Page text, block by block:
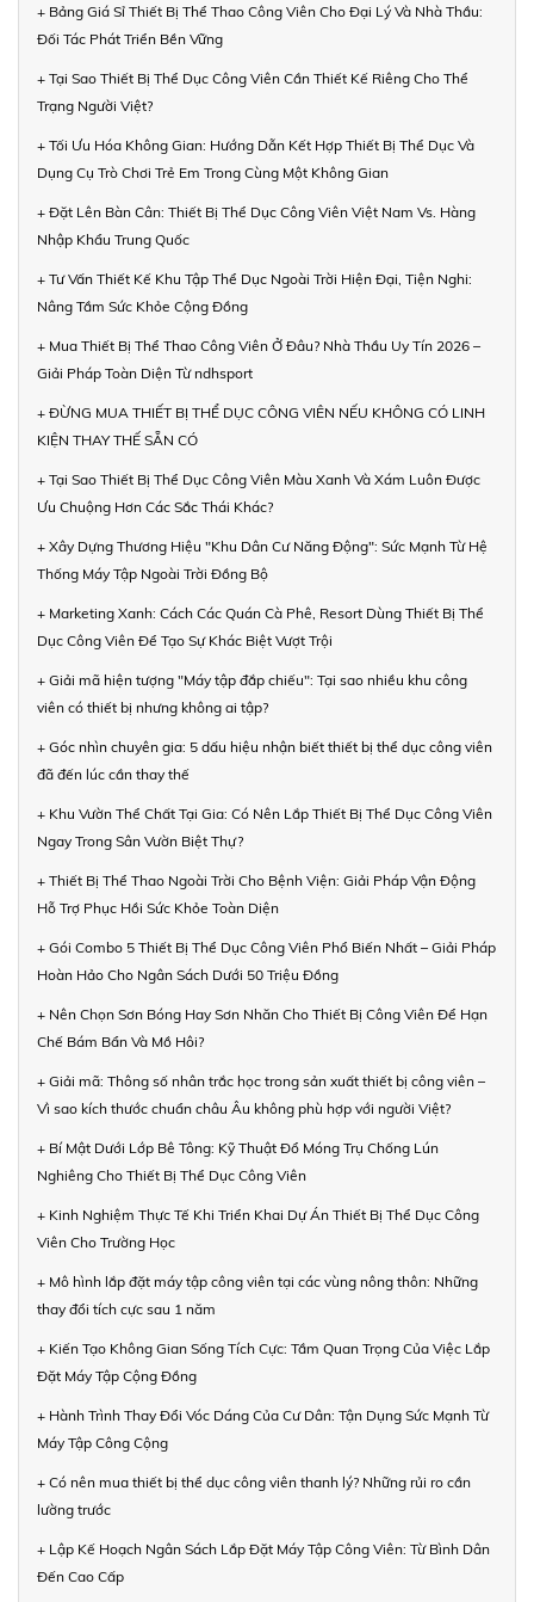
+ Bảng Giá Sỉ Thiết Bị Thể Thao Công Viên Cho Đại Lý Và Nhà Thầu:
Đối Tác Phát Triển Bền Vững
+ Tại Sao Thiết Bị Thể Dục Công Viên Cần Thiết Kế Riêng Cho Thể
Trạng Người Việt?
+ Tối Ưu Hóa Không Gian: Hướng Dẫn Kết Hợp Thiết Bị Thể Dục Và
Dụng Cụ Trò Chơi Trẻ Em Trong Cùng Một Không Gian
+ Đặt Lên Bàn Cân: Thiết Bị Thể Dục Công Viên Việt Nam Vs. Hàng
Nhập Khẩu Trung Quốc
+ Tư Vấn Thiết Kế Khu Tập Thể Dục Ngoài Trời Hiện Đại, Tiện Nghi:
Nâng Tầm Sức Khỏe Cộng Đồng
+ Mua Thiết Bị Thể Thao Công Viên Ở Đâu? Nhà Thầu Uy Tín 2026 –
Giải Pháp Toàn Diện Từ ndhsport
+ ĐỪNG MUA THIẾT BỊ THỂ DỤC CÔNG VIÊN NẾU KHÔNG CÓ LINH
KIỆN THAY THẾ SẴN CÓ
+ Tại Sao Thiết Bị Thể Dục Công Viên Màu Xanh Và Xám Luôn Được
Ưu Chuộng Hơn Các Sắc Thái Khác?
+ Xây Dựng Thương Hiệu "Khu Dân Cư Năng Động": Sức Mạnh Từ Hệ
Thống Máy Tập Ngoài Trời Đồng Bộ
+ Marketing Xanh: Cách Các Quán Cà Phê, Resort Dùng Thiết Bị Thể
Dục Công Viên Để Tạo Sự Khác Biệt Vượt Trội
+ Giải mã hiện tượng "Máy tập đắp chiếu": Tại sao nhiều khu công
viên có thiết bị nhưng không ai tập?
+ Góc nhìn chuyên gia: 5 dấu hiệu nhận biết thiết bị thể dục công viên
đã đến lúc cần thay thế
+ Khu Vườn Thể Chất Tại Gia: Có Nên Lắp Thiết Bị Thể Dục Công Viên
Ngay Trong Sân Vườn Biệt Thự?
+ Thiết Bị Thể Thao Ngoài Trời Cho Bệnh Viện: Giải Pháp Vận Động
Hỗ Trợ Phục Hồi Sức Khỏe Toàn Diện
+ Gói Combo 5 Thiết Bị Thể Dục Công Viên Phổ Biến Nhất – Giải Pháp
Hoàn Hảo Cho Ngân Sách Dưới 50 Triệu Đồng
+ Nên Chọn Sơn Bóng Hay Sơn Nhăn Cho Thiết Bị Công Viên Để Hạn
Chế Bám Bẩn Và Mồ Hôi?
+ Giải mã: Thông số nhân trắc học trong sản xuất thiết bị công viên –
Vì sao kích thước chuẩn châu Âu không phù hợp với người Việt?
+ Bí Mật Dưới Lớp Bê Tông: Kỹ Thuật Đổ Móng Trụ Chống Lún
Nghiêng Cho Thiết Bị Thể Dục Công Viên
+ Kinh Nghiệm Thực Tế Khi Triển Khai Dự Án Thiết Bị Thể Dục Công
Viên Cho Trường Học
+ Mô hình lắp đặt máy tập công viên tại các vùng nông thôn: Những
thay đổi tích cực sau 1 năm
+ Kiến Tạo Không Gian Sống Tích Cực: Tầm Quan Trọng Của Việc Lắp
Đặt Máy Tập Cộng Đồng
+ Hành Trình Thay Đổi Vóc Dáng Của Cư Dân: Tận Dụng Sức Mạnh Từ
Máy Tập Công Cộng
+ Có nên mua thiết bị thể dục công viên thanh lý? Những rủi ro cần
lường trước
+ Lập Kế Hoạch Ngân Sách Lắp Đặt Máy Tập Công Viên: Từ Bình Dân
Đến Cao Cấp